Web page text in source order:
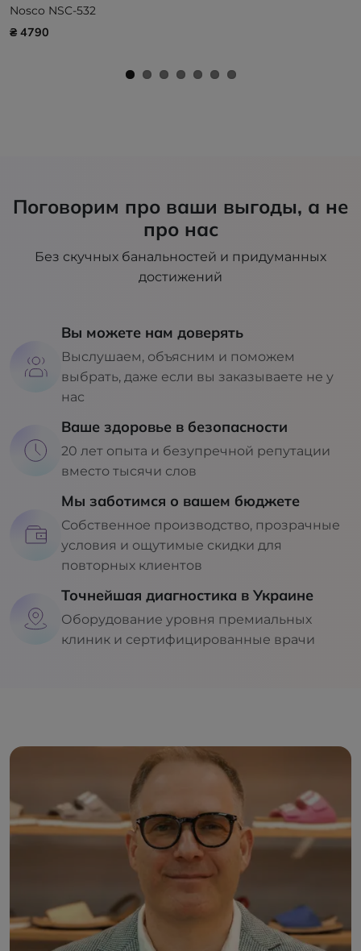
Nosco NSC-532
₴ 4790
Поговорим про ваши выгоды, а не
про нас
Без скучных банальностей и придуманных
достижений
Вы можете нам доверять
Выслушаем, объясним и поможем
выбрать, даже если вы заказываете не у
нас
Ваше здоровье в безопасности
20 лет опыта и безупречной репутации
вместо тысячи слов
Мы заботимся о вашем бюджете
Собственное производство, прозрачные
условия и ощутимые скидки для
повторных клиентов
Точнейшая диагностика в Украине
Оборудование уровня премиальных
клиник и сертифицированные врачи